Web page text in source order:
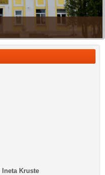
Ineta Kruste